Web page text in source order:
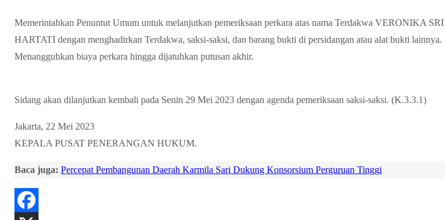
Memerintahkan Penuntut Umum untuk melanjutkan pemeriksaan perkara atas nama Terdakwa VERONIKA SRI
HARTATI dengan menghadirkan Terdakwa, saksi-saksi, dan barang bukti di persidangan atau alat bukti lainnya.
Menangguhkan biaya perkara hingga dijatuhkan putusan akhir.
Sidang akan dilanjutkan kembali pada Senin 29 Mei 2023 dengan agenda pemeriksaan saksi-saksi. (K.3.3.1)
Jakarta, 22 Mei 2023
KEPALA PUSAT PENERANGAN HUKUM.
Baca juga: Percepat Pembangunan Daerah Karmila Sari Dukung Konsorsium Perguruan Tinggi